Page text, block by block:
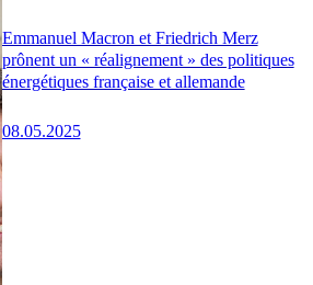
Emmanuel Macron et Friedrich Merz
prônent un « réalignement » des politiques
énergétiques française et allemande
08.05.2025